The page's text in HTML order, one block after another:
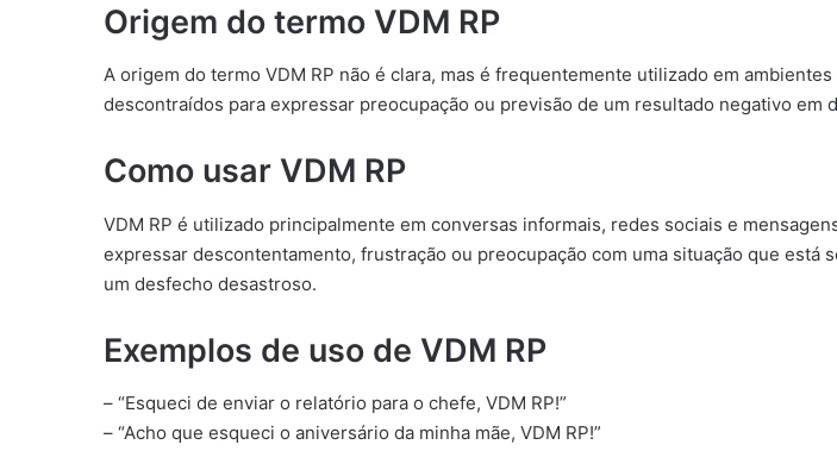
Origem do termo VDM RP
A origem do termo VDM RP não é clara, mas é frequentemente utilizado em
descontraídos para expressar preocupação ou previsão de um resultado negativo em
Como usar VDM RP
VDM RP é utilizado principalmente em conversas informais, redes sociais e
expressar descontentamento, frustração ou preocupação com uma situação que está
um desfecho desastroso.
Exemplos de uso de VDM RP
– “Esqueci de enviar o relatório para o chefe, VDM RP!”
– “Acho que esqueci o aniversário da minha mãe, VDM RP!”